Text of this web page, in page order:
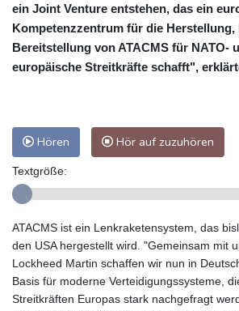
ein Joint Venture entstehen, das ein
Kompetenzzentrum für die
Bereitstellung von ATACMS für NATO-
europäische Streitkräfte schafft",
Hören Hör auf zuzuhören
Textgröße:
ATACMS ist ein Lenkraketensystem, das
den USA hergestellt wird. "Gemeinsam mit
Lockheed Martin schaffen wir nun in
Basis für moderne Verteidigungssysteme,
Streitkräften Europas stark nachgefragt